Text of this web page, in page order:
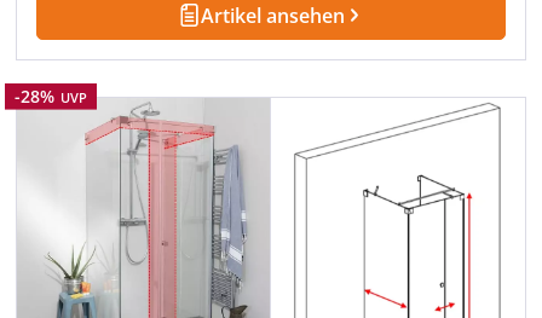
Artikel ansehen
Rabatt
-28% UVP